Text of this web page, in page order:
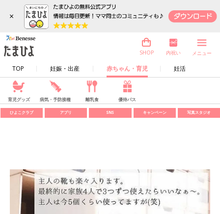
×
TOP 妊娠・出産 赤ちゃん・育児 妊活
SHOP 内祝い メニュー
育児グッズ 病気・予防接種 離乳食 優待パス
ひよこクラブ アプリ SNS キャンペーン 写真スタジオ